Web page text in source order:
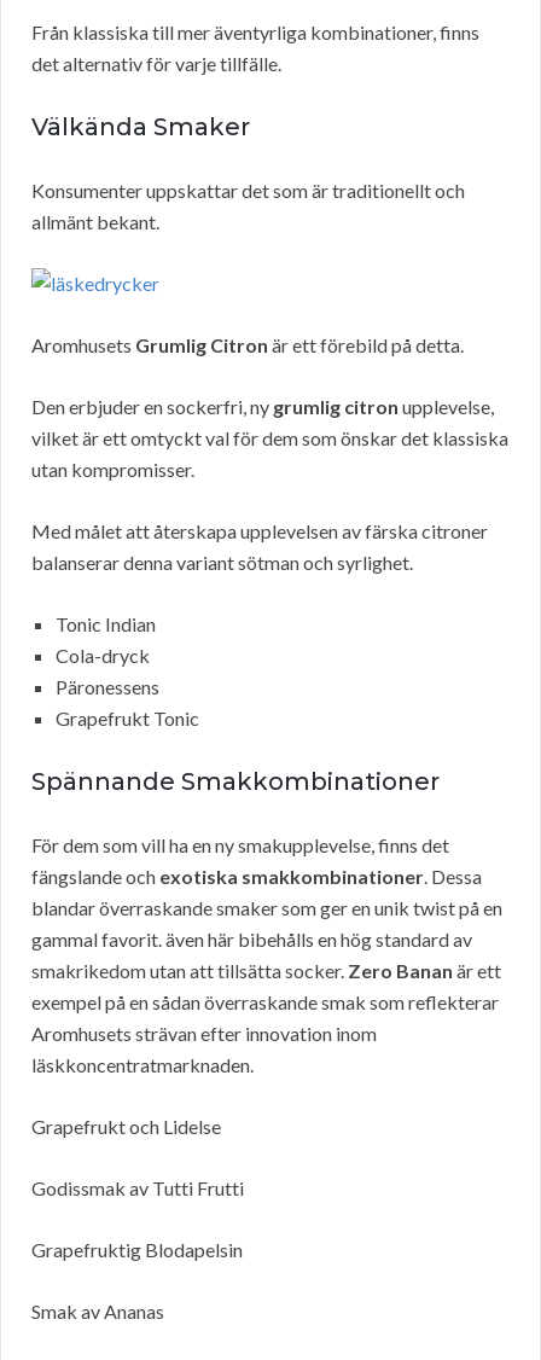
Från klassiska till mer äventyrliga kombinationer, finns
det alternativ för varje tillfälle.
Välkända Smaker
Konsumenter uppskattar det som är traditionellt och
allmänt bekant.
Aromhusets Grumlig Citron är ett förebild på detta.
Den erbjuder en sockerfri, ny grumlig citron upplevelse,
vilket är ett omtyckt val för dem som önskar det klassiska
utan kompromisser.
Med målet att återskapa upplevelsen av färska citroner
balanserar denna variant sötman och syrlighet.
Tonic Indian
Cola-dryck
Päronessens
Grapefrukt Tonic
Spännande Smakkombinationer
För dem som vill ha en ny smakupplevelse, finns det
fängslande och exotiska smakkombinationer. Dessa
blandar överraskande smaker som ger en unik twist på en
gammal favorit. även här bibehålls en hög standard av
smakrikedom utan att tillsätta socker. Zero Banan är ett
exempel på en sådan överraskande smak som reflekterar
Aromhusets strävan efter innovation inom
läskkoncentratmarknaden.
Grapefrukt och Lidelse
Godissmak av Tutti Frutti
Grapefruktig Blodapelsin
Smak av Ananas